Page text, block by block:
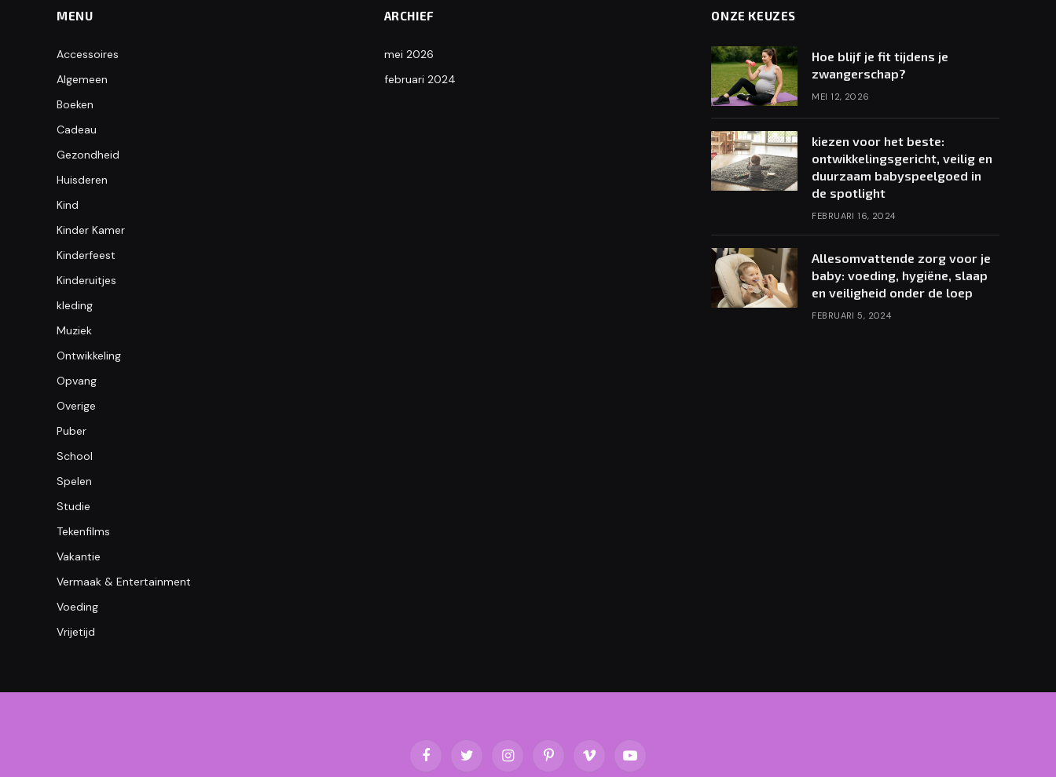
MENU
Accessoires
Algemeen
Boeken
Cadeau
Gezondheid
Huisderen
Kind
Kinder Kamer
Kinderfeest
Kinderuitjes
kleding
Muziek
Ontwikkeling
Opvang
Overige
Puber
School
Spelen
Studie
Tekenfilms
Vakantie
Vermaak & Entertainment
Voeding
Vrijetijd
ARCHIEF
mei 2026
februari 2024
ONZE KEUZES
Hoe blijf je fit tijdens je
zwangerschap?
MEI 12, 2026
kiezen voor het beste:
ontwikkelingsgericht, veilig en
duurzaam babyspeelgoed in
de spotlight
FEBRUARI 16, 2024
Allesomvattende zorg voor je
baby: voeding, hygiëne, slaap
en veiligheid onder de loep
FEBRUARI 5, 2024
FacebookTwitter InstagramPinterestVimeo YouTube